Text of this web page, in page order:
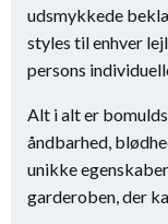
udsmykkede
styles til enhver
persons
Alt i alt er
åndbarhed,
unikke
garderoben, der